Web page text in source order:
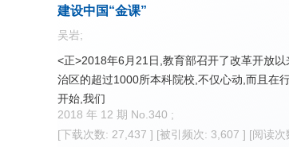
建设中国“金课”
吴岩;
<正>2018年6月21日,教育部召开了改革开放
治区的超过1000所本科院校,不仅心动,而且在
开始,我们
2018 年 12 期 No.340 ;
[下载次数: 27,437 ] [被引频次: 3,607 ] [阅读次